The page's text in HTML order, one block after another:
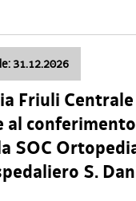
31.12.2026
Friuli Centrale
al
SOC
S.